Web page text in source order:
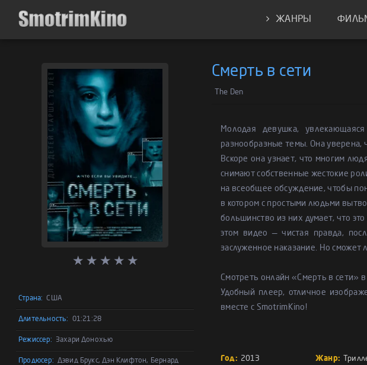
ЖАНРЫ
Страна: США
Длительность: 01:21:28
Режиссер: Захари Донохью
Продюсер: Дэвид Брукс, Дэн Клифтон, Бернард
Смерть в сети
The Den
Молодая девушка,
разнообразные темы. Она уверена,
Вскоре она узнает, что многим
снимают собственные жестокие
на всеобщее обсуждение, чтобы
в котором с простыми людьми
большинство из них думает, что
этом видео — чистая правда,
заслуженное наказание. Но сможет
Смотреть онлайн «Смерть в сети»
Удобный плеер, отличное
вместе с SmotrimKino!
Год: 2013 Жанр: